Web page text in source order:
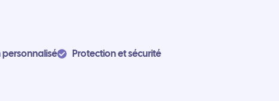
personnalisé Protection et sécurité